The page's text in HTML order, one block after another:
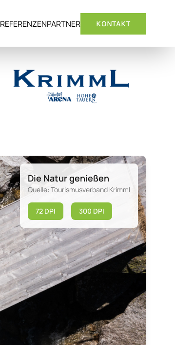
REFERENZENPARTNER KONTAKT
Die Natur genießen
Quelle: Tourismusverband Krimml
72 DPI 300 DPI